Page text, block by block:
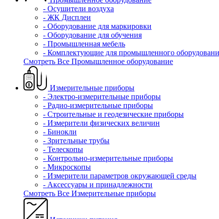
- Осушители воздуха
- ЖК Дисплеи
- Оборудование для маркировки
- Оборудование для обучения
- Промышленная мебель
- Комплектующие для промышленного
Смотреть Все Промышленное оборудование
Измерительные приборы
- Электро-измерительные приборы
- Радио-измерительные приборы
- Строительные и геодезические приборы
- Измерители физических величин
- Бинокли
- Зрительные трубы
- Телескопы
- Контрольно-измерительные приборы
- Микроскопы
- Измерители параметров окружающей среды
- Аксессуары и принадлежности
Смотреть Все Измерительные приборы